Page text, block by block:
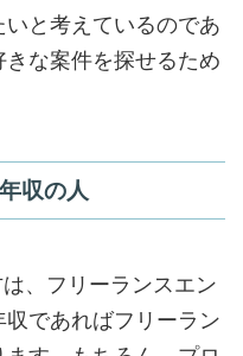
と考えているのであ
な案件を探せるため
収の人
、フリーランスエン
であればフリーラン